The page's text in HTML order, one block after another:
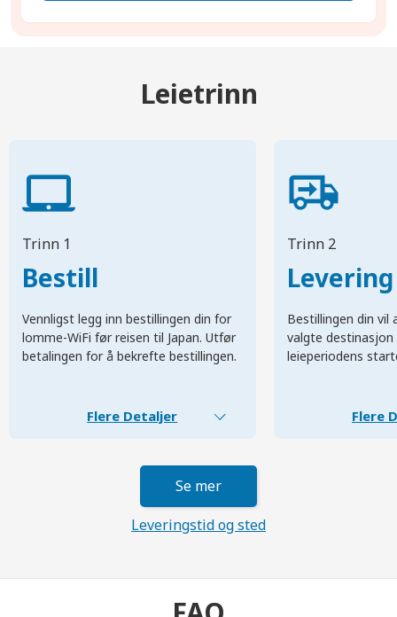
Leietrinn
Trinn 1
Bestill
Vennligst legg inn bestillingen din for
lomme-WiFi før reisen til Japan. Utfør
betalingen for å bekrefte bestillingen.
Flere Detaljer
Trinn 2
Levering
Bestillingen din vil
valgte destinasjon
leieperiodens
Flere
Se mer
Leveringstid og sted